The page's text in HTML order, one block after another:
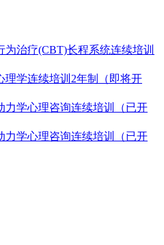
为治疗(CBT)长程系统连续培训
理学连续培训2年制（即将开
力学心理咨询连续培训（已开
力学心理咨询连续培训（已开